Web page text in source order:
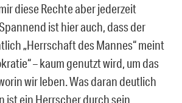
diese Rechte aber jederzeit
ist hier auch, dass der
„Herrschaft des Mannes“ meint
– kaum genutzt wird, um das
wir leben. Was daran deutlich
ist ein Herrscher durch sein